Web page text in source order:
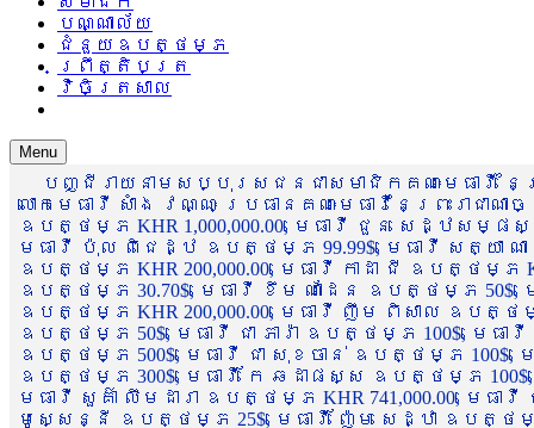
បណ្ណាល័យ
ជំនួយឧបត្ថម្ភ
ព្រឹត្តិបត្រ
វិចិត្រសាល
Menu
បញ្ជីរាយនាមសប្បុរសជនជាសមាជិកគណៈមេធាវី
លោកមេធាវី សាំង វណ្ណៈ ប្រធានគណៈមេធាវីនៃព្រះរា
ឧបត្ថម្ភ KHR 1,000,000.00, មេធាវី ជួន សេដ្ឋស
មេធាវី ប៉ុល ពិជេដ្ឋ ឧបត្ថម្ភ 99.99$, មេធាវី សត្យា ណ
ឧបត្ថម្ភ KHR 200,000.00, មេធាវី កាដា ជី ឧបត្ថម្ភ
ឧបត្ថម្ភ 30.70$, មេធាវី ខឹម ណាដែន ឧបត្ថម្ភ 50$,
ឧបត្ថម្ភ KHR 200,000.00, មេធាវី ញឹម ពិសាល ឧបត្ថ
ឧបត្ថម្ភ 50$, មេធាវី ជា ភារ៉ា ឧបត្ថម្ភ 100$, មេ
ឧបត្ថម្ភ 500$, មេធាវី ជា សុខចាន់ ឧបត្ថម្ភ
ឧបត្ថម្ភ 300$, មេធាវី កែ ឆដាផស្ស ឧបត្ថម្ភ
មេធាវី សួគ៌ា លឹមដារា ឧបត្ថម្ភ KHR 741,000.00, មេ
មូសេ្សន្នី ឧបត្ថម្ភ 25$, មេធាវី ញ៉ែម សេដ្ឋា ឧបត្ថ